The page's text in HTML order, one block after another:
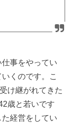
事をやってい
くのです。こ
け継がれてきた
歳と若いです
経営をしてい